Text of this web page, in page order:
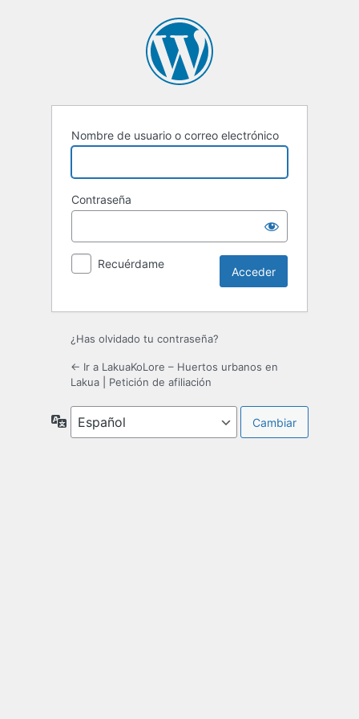
Nombre de usuario o correo electrónico
Contraseña
Recuérdame
¿Has olvidado tu contraseña?
← Ir a LakuaKoLore – Huertos urbanos en
Lakua
Petición de afiliación
Idioma